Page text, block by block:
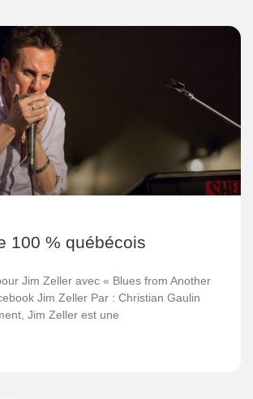
100 % québécois
Jim Zeller avec « Blues from Another
Jim Zeller Par : Christian Gaulin
Jim Zeller est une